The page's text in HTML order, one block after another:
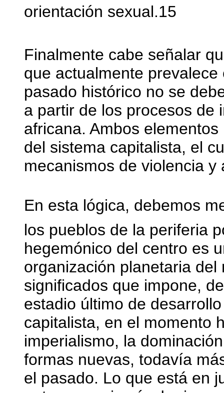
orientación sexual.15
Finalmente cabe señalar
que actualmente
pasado histórico no se
a partir de los procesos de
africana. Ambos
del sistema capitalista, el
mecanismos de violencia y
En esta lógica, debemos
los pueblos de la periferia
hegemónico del centro es
organización planetaria
significados que impone,
estadio último de
capitalista, en el momento
imperialismo, la
formas nuevas, todavía
el pasado. Lo que está en